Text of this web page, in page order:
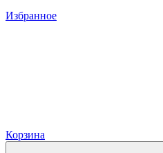
Избранное
Корзина